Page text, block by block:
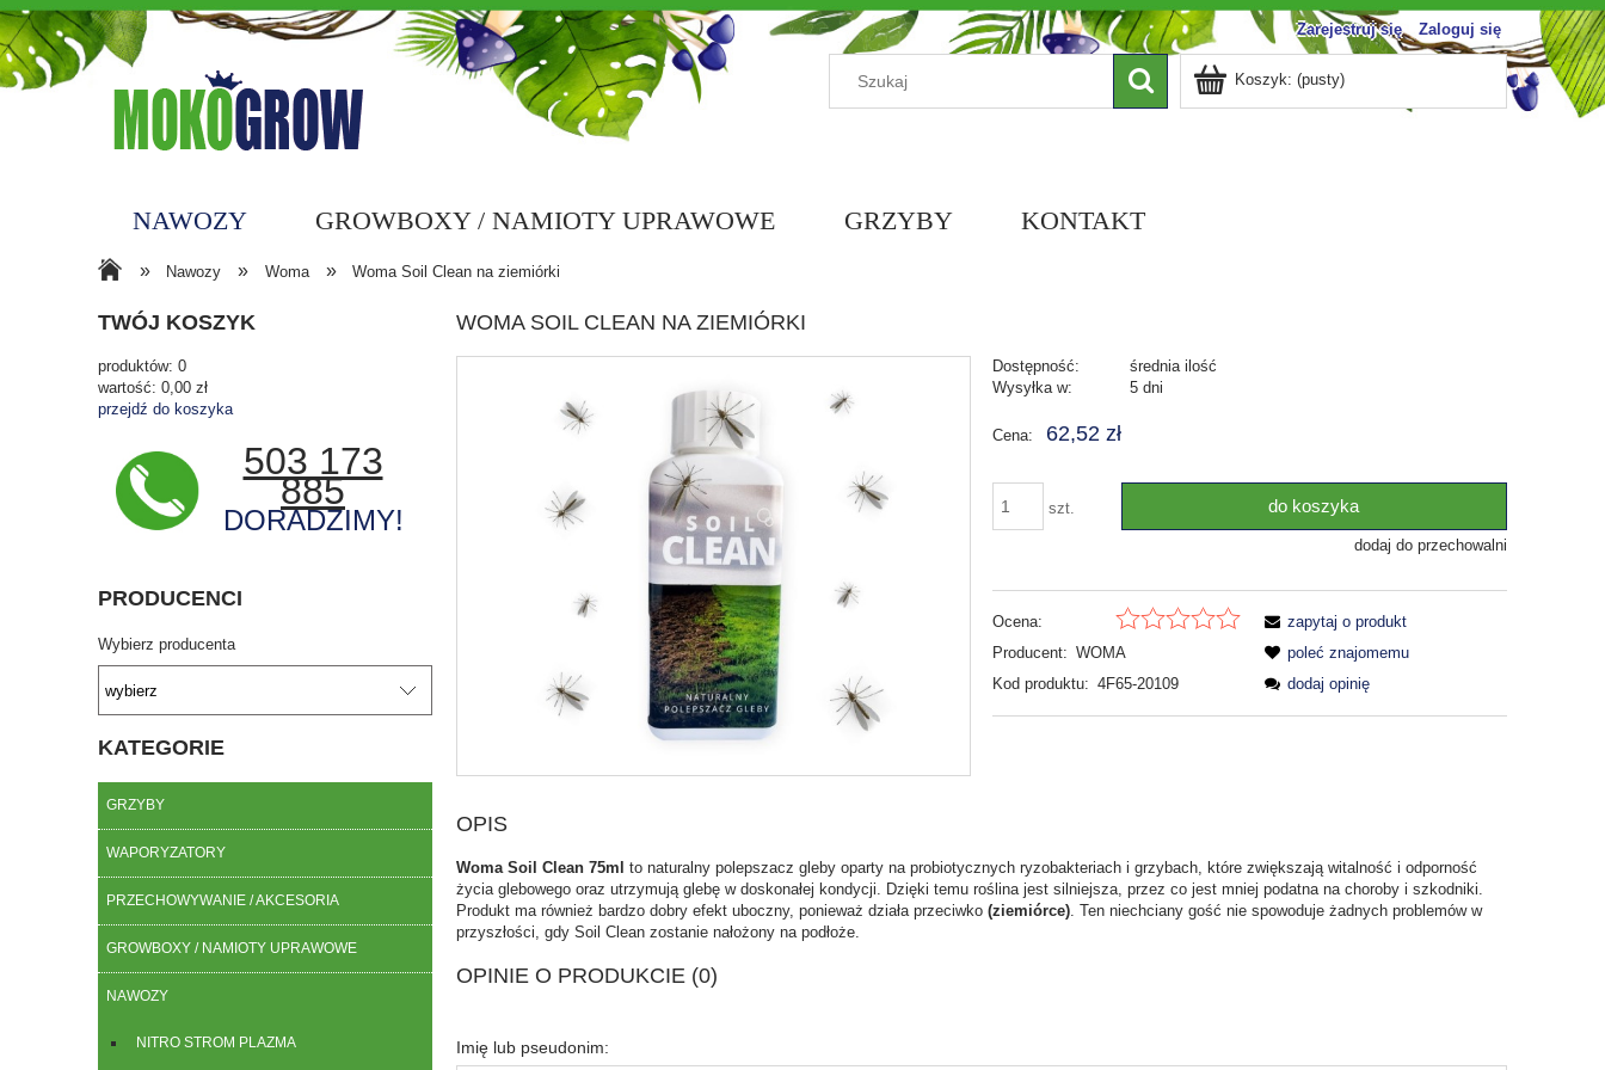
Zarejestruj się Zaloguj się
Koszyk: (pusty)
NAWOZY GROWBOXY / NAMIOTY UPRAWOWE GRZYBY
KONTAKT
JAK DO NAS TRAFIĆ?
BLOG
» Nawozy » Woma » Woma Soil Clean na ziemiórki
TWÓJ KOSZYK
produktów: 0
wartość: 0,00 zł
przejdź do koszyka
503 173
885
DORADZIMY!
PRODUCENCI
Wybierz producenta
KATEGORIE
GRZYBY
WAPORYZATORY
PRZECHOWYWANIE / AKCESORIA
GROWBOXY / NAMIOTY UPRAWOWE
NAWOZY
NITRO STROM PLAZMA
WOMA SOIL CLEAN NA ZIEMIÓRKI
Dostępność:
średnia ilość
Wysyłka w:
5 dni
Cena: 62,52 zł
szt. do koszyka
dodaj do przechowalni
Ocena:
Producent: WOMA
Kod produktu: 4F65-20109
zapytaj o produkt
poleć znajomemu
dodaj opinię
OPIS
Woma Soil Clean 75ml to naturalny polepszacz gleby oparty na probiotycznych ryzobakteriach i grzybach, które zwiększają witalność i odporność
życia glebowego oraz utrzymują glebę w doskonałej kondycji. Dzięki temu roślina jest silniejsza, przez co jest mniej podatna na choroby i szkodniki.
Produkt ma również bardzo dobry efekt uboczny, ponieważ działa przeciwko (ziemiórce). Ten niechciany gość nie spowoduje żadnych problemów w
przyszłości, gdy Soil Clean zostanie nałożony na podłoże.
OPINIE O PRODUKCIE (0)
Imię lub pseudonim: